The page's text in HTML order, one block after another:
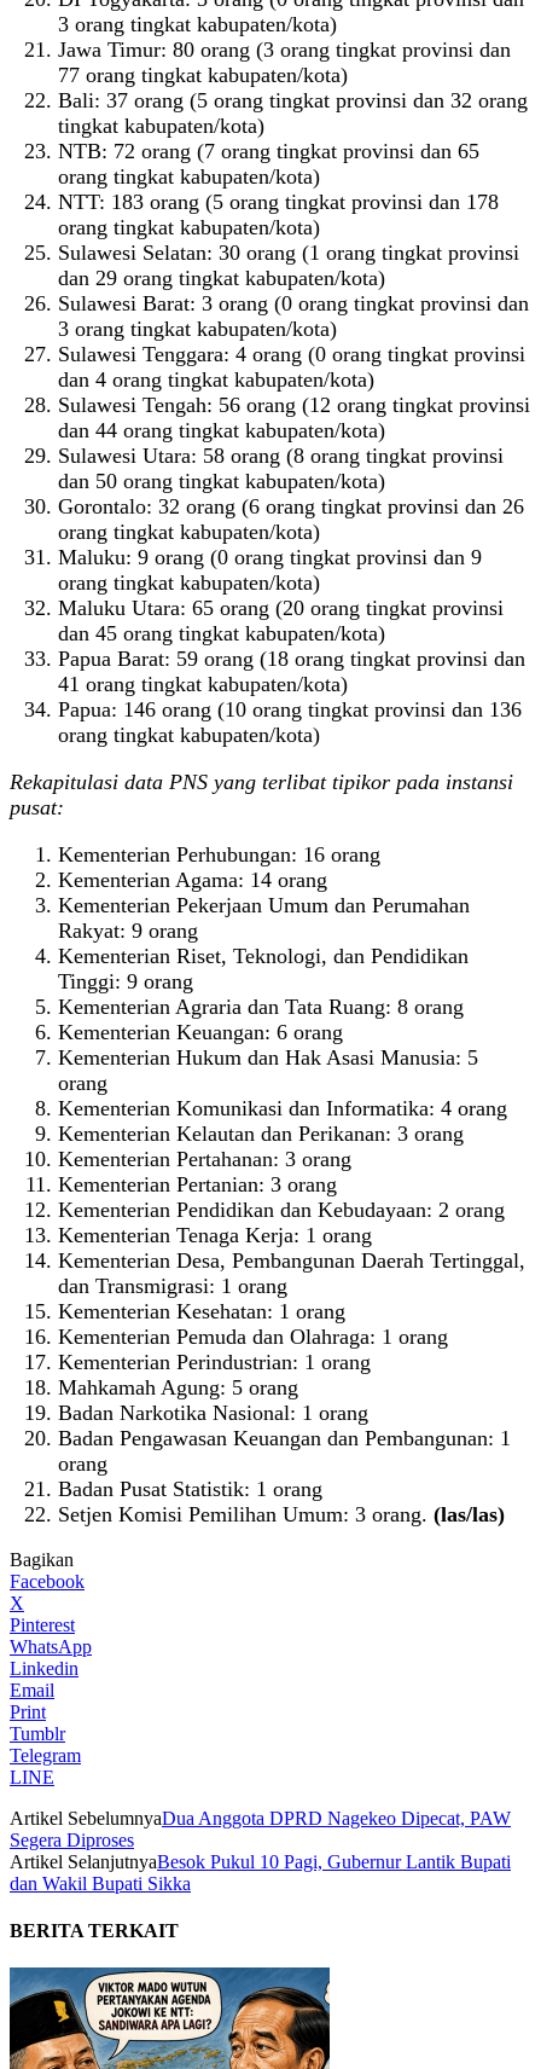
3 orang tingkat kabupaten/kota)
Jawa Timur: 80 orang (3 orang tingkat provinsi dan
77 orang tingkat kabupaten/kota)
Bali: 37 orang (5 orang tingkat provinsi dan 32 orang
tingkat kabupaten/kota)
NTB: 72 orang (7 orang tingkat provinsi dan 65
orang tingkat kabupaten/kota)
NTT: 183 orang (5 orang tingkat provinsi dan 178
orang tingkat kabupaten/kota)
Sulawesi Selatan: 30 orang (1 orang tingkat provinsi
dan 29 orang tingkat kabupaten/kota)
Sulawesi Barat: 3 orang (0 orang tingkat provinsi dan
3 orang tingkat kabupaten/kota)
Sulawesi Tenggara: 4 orang (0 orang tingkat provinsi
dan 4 orang tingkat kabupaten/kota)
Sulawesi Tengah: 56 orang (12 orang tingkat provinsi
dan 44 orang tingkat kabupaten/kota)
Sulawesi Utara: 58 orang (8 orang tingkat provinsi
dan 50 orang tingkat kabupaten/kota)
Gorontalo: 32 orang (6 orang tingkat provinsi dan 26
orang tingkat kabupaten/kota)
Maluku: 9 orang (0 orang tingkat provinsi dan 9
orang tingkat kabupaten/kota)
Maluku Utara: 65 orang (20 orang tingkat provinsi
dan 45 orang tingkat kabupaten/kota)
Papua Barat: 59 orang (18 orang tingkat provinsi dan
41 orang tingkat kabupaten/kota)
Papua: 146 orang (10 orang tingkat provinsi dan 136
orang tingkat kabupaten/kota)
Rekapitulasi data PNS yang terlibat tipikor pada instansi
pusat:
Kementerian Perhubungan: 16 orang
Kementerian Agama: 14 orang
Kementerian Pekerjaan Umum dan Perumahan
Rakyat: 9 orang
Kementerian Riset, Teknologi, dan Pendidikan
Tinggi: 9 orang
Kementerian Agraria dan Tata Ruang: 8 orang
Kementerian Keuangan: 6 orang
Kementerian Hukum dan Hak Asasi Manusia: 5
orang
Kementerian Komunikasi dan Informatika: 4 orang
Kementerian Kelautan dan Perikanan: 3 orang
Kementerian Pertahanan: 3 orang
Kementerian Pertanian: 3 orang
Kementerian Pendidikan dan Kebudayaan: 2 orang
Kementerian Tenaga Kerja: 1 orang
Kementerian Desa, Pembangunan Daerah Tertinggal,
dan Transmigrasi: 1 orang
Kementerian Kesehatan: 1 orang
Kementerian Pemuda dan Olahraga: 1 orang
Kementerian Perindustrian: 1 orang
Mahkamah Agung: 5 orang
Badan Narkotika Nasional: 1 orang
Badan Pengawasan Keuangan dan Pembangunan: 1
orang
Badan Pusat Statistik: 1 orang
Setjen Komisi Pemilihan Umum: 3 orang. (las/las)
Bagikan
Facebook
X
Pinterest
WhatsApp
Linkedin
Email
Print
Tumblr
Telegram
LINE
Artikel SebelumnyaDua Anggota DPRD Nagekeo Dipecat, PAW
Segera Diproses
Artikel SelanjutnyaBesok Pukul 10 Pagi, Gubernur Lantik Bupati
dan Wakil Bupati Sikka
BERITA TERKAIT